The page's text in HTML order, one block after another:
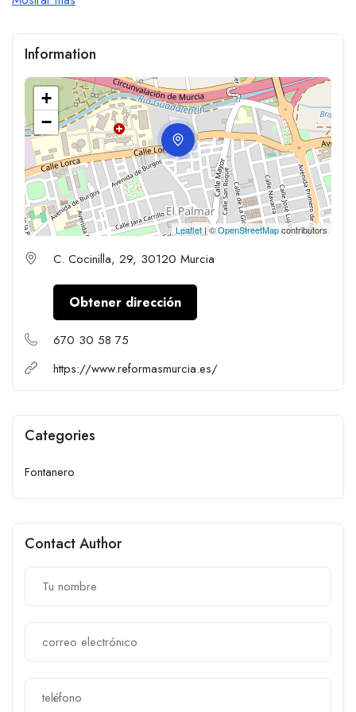
Information
+
−
Leaflet | ©OpenStreetMapcontributors
C. Cocinilla, 29, 30120 Murcia
Obtener dirección
670 30 58 75
https://www.reformasmurcia.es/
Categories
Fontanero
Contact Author